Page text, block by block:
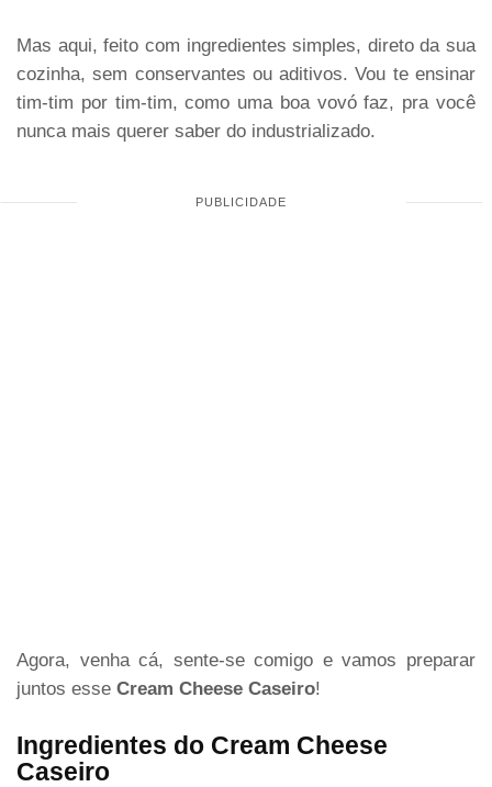
Mas aqui, feito com ingredientes simples, direto da sua
cozinha, sem conservantes ou aditivos. Vou te ensinar
tim-tim por tim-tim, como uma boa vovó faz, pra você
nunca mais querer saber do industrializado.
Agora, venha cá, sente-se comigo e vamos preparar
juntos esse Cream Cheese Caseiro!
Ingredientes do Cream Cheese
Caseiro